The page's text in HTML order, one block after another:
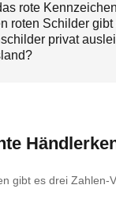
rote
roten Schilder gibt
privat
gibt es drei Zahlen-